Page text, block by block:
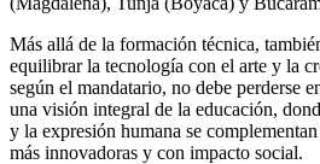
Más allá de la formación técnica,
equilibrar la tecnología con el arte y la
según el mandatario, no debe perderse
una visión integral de la educación,
y la expresión humana se
más innovadoras y con impacto social.